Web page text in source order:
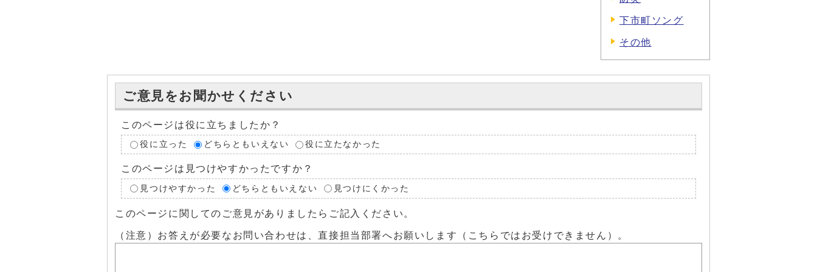
下市町ソング
その他
ご意見をお聞かせください
このページは役に立ちましたか？
役に立った どちらともいえない 役に立たなかった
このページは見つけやすかったですか？
見つけやすかった どちらともいえない 見つけにくかった
このページに関してのご意見がありましたらご記入ください。
（注意）お答えが必要なお問い合わせは、直接担当部署へお願いします（こちらではお受けできません）。